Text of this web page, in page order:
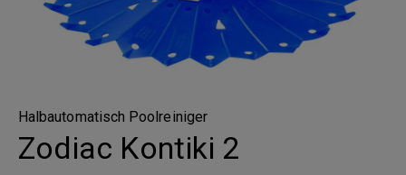
Halbautomatisch Poolreiniger
Zodiac Kontiki 2